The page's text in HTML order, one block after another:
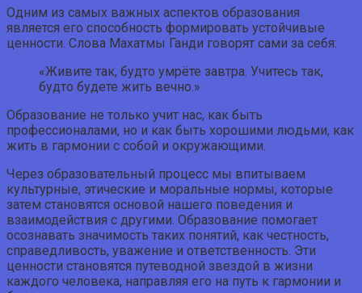
Одним из самых важных аспектов образования
является его способность формировать устойчивые
ценности. Слова Махатмы Ганди говорят сами за себя:
«Живите так, будто умрёте завтра. Учитесь так,
будто будете жить вечно.»
Образование не только учит нас, как быть
профессионалами, но и как быть хорошими людьми, как
жить в гармонии с собой и окружающими.
Через образовательный процесс мы впитываем
культурные, этические и моральные нормы, которые
затем становятся основой нашего поведения и
взаимодействия с другими. Образование помогает
осознавать значимость таких понятий, как честность,
справедливость, уважение и ответственность. Эти
ценности становятся путеводной звездой в жизни
каждого человека, направляя его на путь к гармонии и